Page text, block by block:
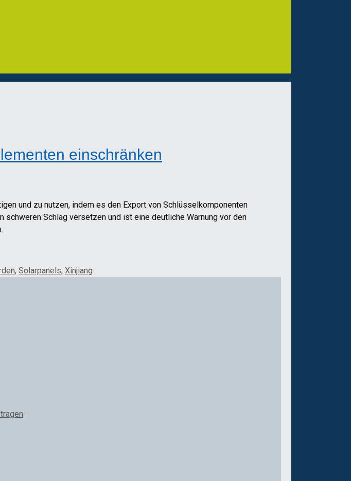
einschränken
und zu nutzen, indem es den Export von Schlüsselkomponenten
Schlag versetzen und ist eine deutliche Warnung vor den
, Solarpanels, Xinjiang